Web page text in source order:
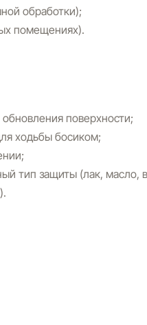
обработки);
помещениях).
поверхности;
ходьбы босиком;
тип защиты (лак, масло,